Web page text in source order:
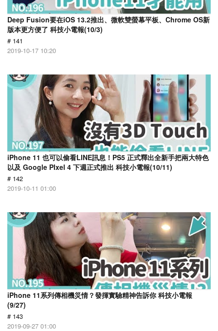
Deep Fusion要在iOS 13.2推出、微軟雙螢幕平板、Chrome OS新
版本更方便了 科技小電報(10/3)
# 141
2019-10-17 10:20
iPhone 11 也可以偷看LINE訊息！PS5 正式釋出全新手把兩大特色
以及 Google PIxel 4 下週正式推出 科技小電報(10/11)
# 142
2019-10-11 01:00
iPhone 11系列傳相機災情？發揮實驗精神告訴你 科技小電報
(9/27)
# 143
2019-09-27 01:00